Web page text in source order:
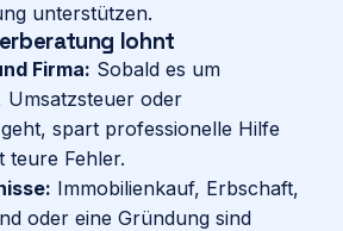
unterstützen.
lohnt
Firma: Sobald es um
Umsatzsteuer oder
spart professionelle Hilfe
teure Fehler.
Immobilienkauf, Erbschaft,
oder eine Gründung sind